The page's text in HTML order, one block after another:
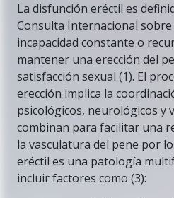
La disfunción eréctil es
Consulta Internacional sobre
incapacidad constante o
mantener una erección del
satisfacción sexual (1). El
erección implica la
psicológicos, neurológicos y
combinan para facilitar una
la vasculatura del pene por
eréctil es una patología
incluir factores como (3):